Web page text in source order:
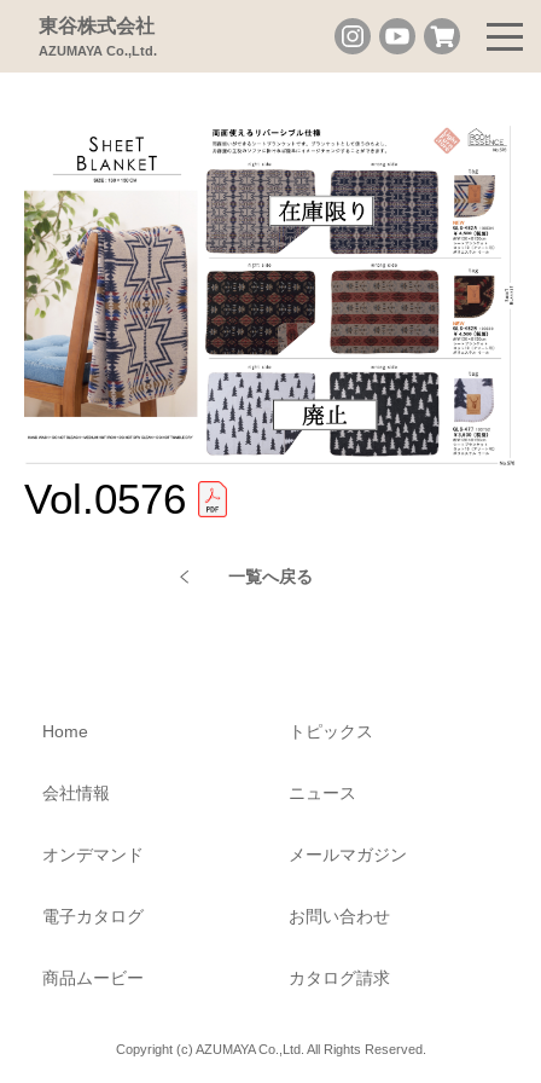
東谷株式会社
AZUMAYA Co.,Ltd.
Vol.0576
一覧へ戻る
Home
会社情報
オンデマンド
電子カタログ
商品ムービー
トピックス
ニュース
メールマガジン
お問い合わせ
カタログ請求
Copyright (c) AZUMAYA Co.,Ltd. All Rights Reserved.